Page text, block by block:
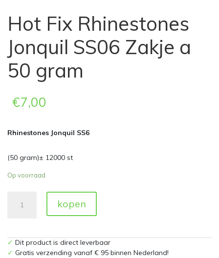
Hot Fix Rhinestones
Jonquil SS06 Zakje a
50 gram
€7,00
Rhinestones Jonquil SS6
(50 gram)± 12000 st
Op voorraad
SS06
Zakje
kopen
✓ Dit product is direct leverbaar
✓ Gratis verzending vanaf € 95 binnen Nederland!